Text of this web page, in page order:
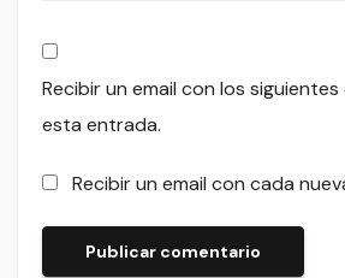
Recibir un email con los
esta entrada.
Recibir un email con cada